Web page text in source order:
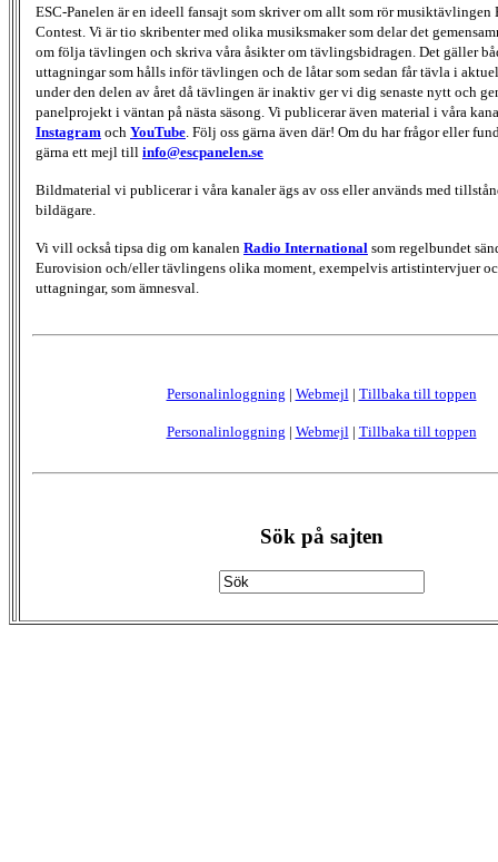
ESC-Panelen är en ideell fansajt som skriver om allt som rör musiktävlingen
Contest. Vi är tio skribenter med olika musiksmaker som delar det
om följa tävlingen och skriva våra åsikter om tävlingsbidragen. Det gäller
uttagningar som hålls inför tävlingen och de låtar som sedan får tävla i
under den delen av året då tävlingen är inaktiv ger vi dig senaste nytt och
panelprojekt i väntan på nästa säsong. Vi publicerar även material i våra
Instagram och YouTube. Följ oss gärna även där! Om du har frågor eller
gärna ett mejl till info@escpanelen.se
Bildmaterial vi publicerar i våra kanaler ägs av oss eller används med
bildägare.
Vi vill också tipsa dig om kanalen Radio International som regelbundet
Eurovision och/eller tävlingens olika moment, exempelvis artistintervjuer
uttagningar, som ämnesval.
Personalinloggning | Webmejl| Tillbaka till toppen
Personalinloggning | Webmejl| Tillbaka till toppen
Sök på sajten